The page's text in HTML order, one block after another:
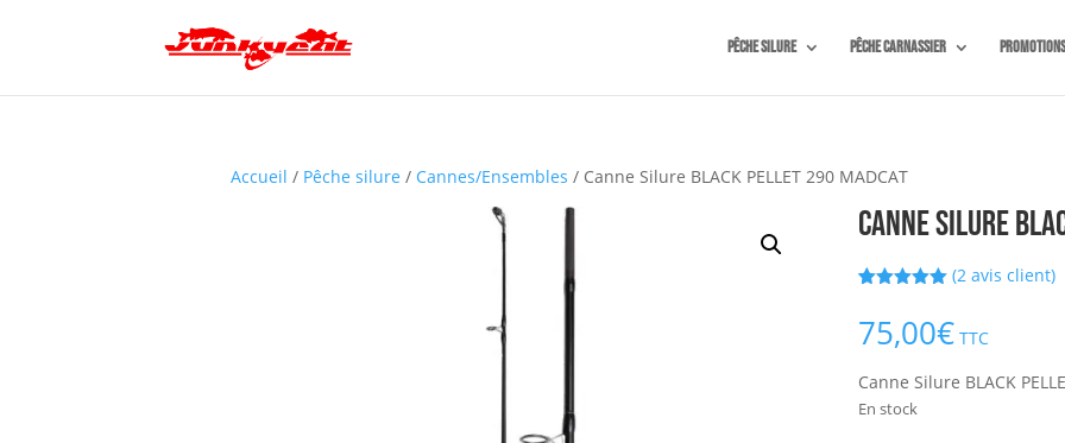
Pêche silure Pêche carnassier Promotions
Accueil / Pêche silure / Cannes/Ensembles / Canne Silure BLACK PELLET 290 MADCAT
Canne Silure
basé sur
notations
(2 avis client)
75,00€ TTC
Canne Silure BLACK
En stock